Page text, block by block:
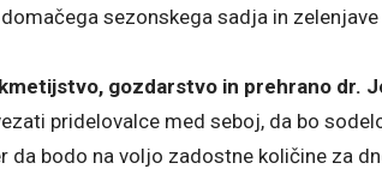
sezonskega sadja in
gozdarstvo in prehrano dr.
pridelovalce med seboj, da bo
da bodo na voljo zadostne količine za